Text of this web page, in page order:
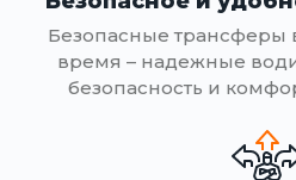
Безопасные трансферы
время – надежные
безопасность и